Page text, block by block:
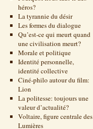
héros?
La tyrannie du désir
Les formes du dialogue
Qu’est-ce qui meurt quand
une civilisation meurt?
Morale et politique
Identité personnelle,
identité collective
Ciné-philo autour du film:
Lion
La politesse: toujours une
valeur d’actualité?
Voltaire, figure centrale des
Lumières